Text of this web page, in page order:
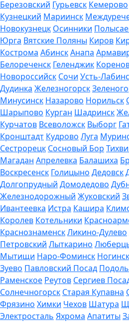
Березовский Гурьевск Кемерово
Кузнецкий Мариинск
Новокузнецк Осинники
Юрга Вятские Поляны Киров
Кострома АбинскАнапа
Белореченск Геленджик
Новороссийск Сочи Усть-
Дудинка Железногорск
Минусинск Назарово Норильск
Шарыпово Курган Шадринск
Курчатов Всеволожск Выборг
Кронштадт Кудрово Луга
Сестрорецк Сосновый Бор
Магадан Апрелевка Балашиха
Воскресенск Голицыно Дедовск
Долгопрудный Домодедово
Железнодорожный Жуковский
Ивантеевка Истра Кашира
Королев Котельники
КраснознаменскЛикино-Дулево
Петровский Лыткарино
Мытищи Наро-Фоминск Ногинск
Зуево Павловский Посад
Раменское Реутов Сергиев
Солнечногорск Старая Купавна
Фрязино Химки Чехов Шатура
Электросталь Яхрома Апатиты